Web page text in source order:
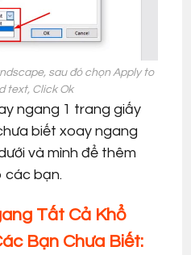
sau đó chọn Apply to
text, Click Ok
ngang 1 trang giấy
biết xoay ngang
và mình để thêm
các bạn.
Tất Cả Khổ
Bạn Chưa Biết: